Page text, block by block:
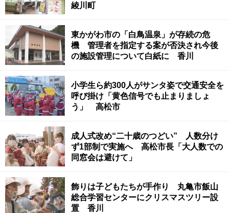
綾川町
東かがわ市の「白鳥温泉」が存続の危
機 管理者を指定する案が否決され今後
の施設管理について白紙に 香川
小学生ら約300人がサンタ姿で交通安全を
呼び掛け「黄色信号でも止まりましょ
う」 高松市
成人式改め“二十歳のつどい” 人数分け
ず1部制で実施へ 高松市長「大人数での
同窓会は避けて」
飾りは子どもたちが手作り 丸亀市飯山
総合学習センターにクリスマスツリー設
置 香川